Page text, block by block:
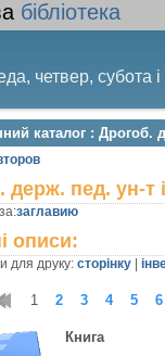
бібліотека
четвер, субота
Останній четвер
каталог : Дрогоб.
держ. пед. ун-т
заглавию
описи:
для друку: сторінку
1 2 3 4 5 6
Книга